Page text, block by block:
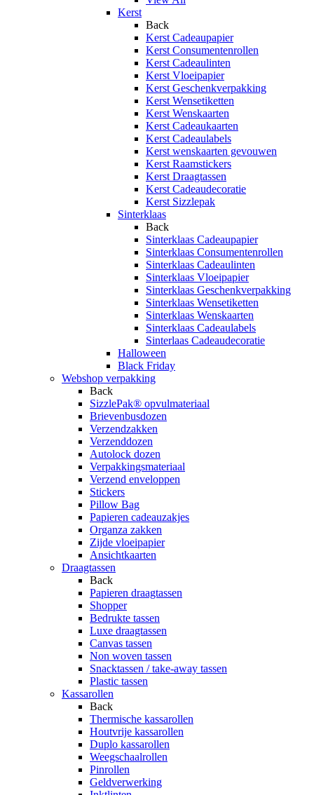
Kerst
Back
Kerst Cadeaupapier
Kerst Consumentenrollen
Kerst Cadeaulinten
Kerst Vloeipapier
Kerst Geschenkverpakking
Kerst Wensetiketten
Kerst Wenskaarten
Kerst Cadeaukaarten
Kerst Cadeaulabels
Kerst wenskaarten gevouwen
Kerst Raamstickers
Kerst Draagtassen
Kerst Cadeaudecoratie
Kerst Sizzlepak
Sinterklaas
Back
Sinterklaas Cadeaupapier
Sinterklaas Consumentenrollen
Sinterklaas Cadeaulinten
Sinterklaas Vloeipapier
Sinterklaas Geschenkverpakking
Sinterklaas Wensetiketten
Sinterklaas Wenskaarten
Sinterklaas Cadeaulabels
Sinterlaas Cadeaudecoratie
Halloween
Black Friday
Webshop verpakking
Back
SizzlePak® opvulmateriaal
Brievenbusdozen
Verzendzakken
Verzenddozen
Autolock dozen
Verpakkingsmateriaal
Verzend enveloppen
Stickers
Pillow Bag
Papieren cadeauzakjes
Organza zakken
Zijde vloeipapier
Ansichtkaarten
Draagtassen
Back
Papieren draagtassen
Shopper
Bedrukte tassen
Luxe draagtassen
Canvas tassen
Non woven tassen
Snacktassen / take-away tassen
Plastic tassen
Kassarollen
Back
Thermische kassarollen
Houtvrije kassarollen
Duplo kassarollen
Weegschaalrollen
Pinrollen
Geldverwerking